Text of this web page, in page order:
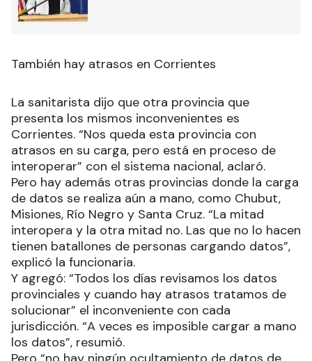
También hay atrasos en Corrientes
La sanitarista dijo que otra provincia que
presenta los mismos inconvenientes es
Corrientes. “Nos queda esta provincia con
atrasos en su carga, pero está en proceso de
interoperar” con el sistema nacional, aclaró.
Pero hay además otras provincias donde la carga
de datos se realiza aún a mano, como Chubut,
Misiones, Río Negro y Santa Cruz. “La mitad
interopera y la otra mitad no. Las que no lo hacen
tienen batallones de personas cargando datos”,
explicó la funcionaria.
Y agregó: “Todos los días revisamos los datos
provinciales y cuando hay atrasos tratamos de
solucionar” el inconveniente con cada
jurisdicción. “A veces es imposible cargar a mano
los datos”, resumió.